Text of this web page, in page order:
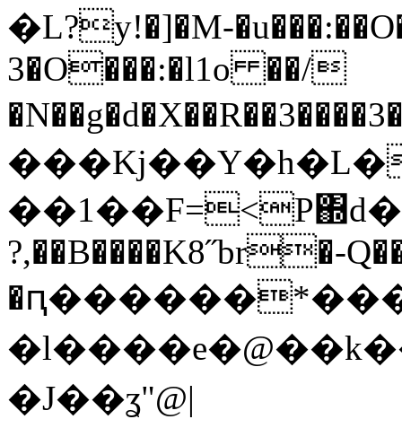
�L?y!�]�M-
3�O���:�l1o ��/
?,��B����K8˝br�-
�l����e�@��k�
�J��ʓ"@|